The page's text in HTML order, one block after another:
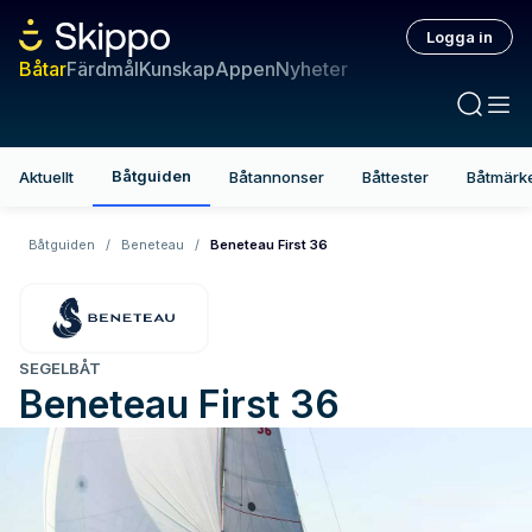
BåtarFärdmålKunskapAppenNyheter
Logga in
Aktuellt Båtguiden Båtannonser Båttester
Båtguiden / Beneteau / Beneteau First 36
SEGELBÅT
Beneteau First 36